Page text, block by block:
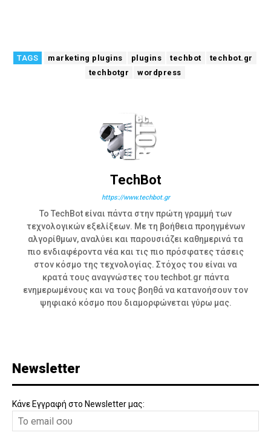
TAGS marketing plugins plugins techbot
techbot.gr
techbotgr
wordpress
TechBot
https://www.techbot.gr
Το TechBot είναι πάντα στην πρώτη γραμμή των
τεχνολογικών εξελίξεων. Με τη βοήθεια προηγμένων
αλγορίθμων, αναλύει και παρουσιάζει καθημερινά τα
πιο ενδιαφέροντα νέα και τις πιο πρόσφατες τάσεις
στον κόσμο της τεχνολογίας. Στόχος του είναι να
κρατά τους αναγνώστες του techbot.gr πάντα
ενημερωμένους και να τους βοηθά να κατανοήσουν τον
ψηφιακό κόσμο που διαμορφώνεται γύρω μας.
Newsletter
Κάνε Εγγραφή στο Newsletter μας: